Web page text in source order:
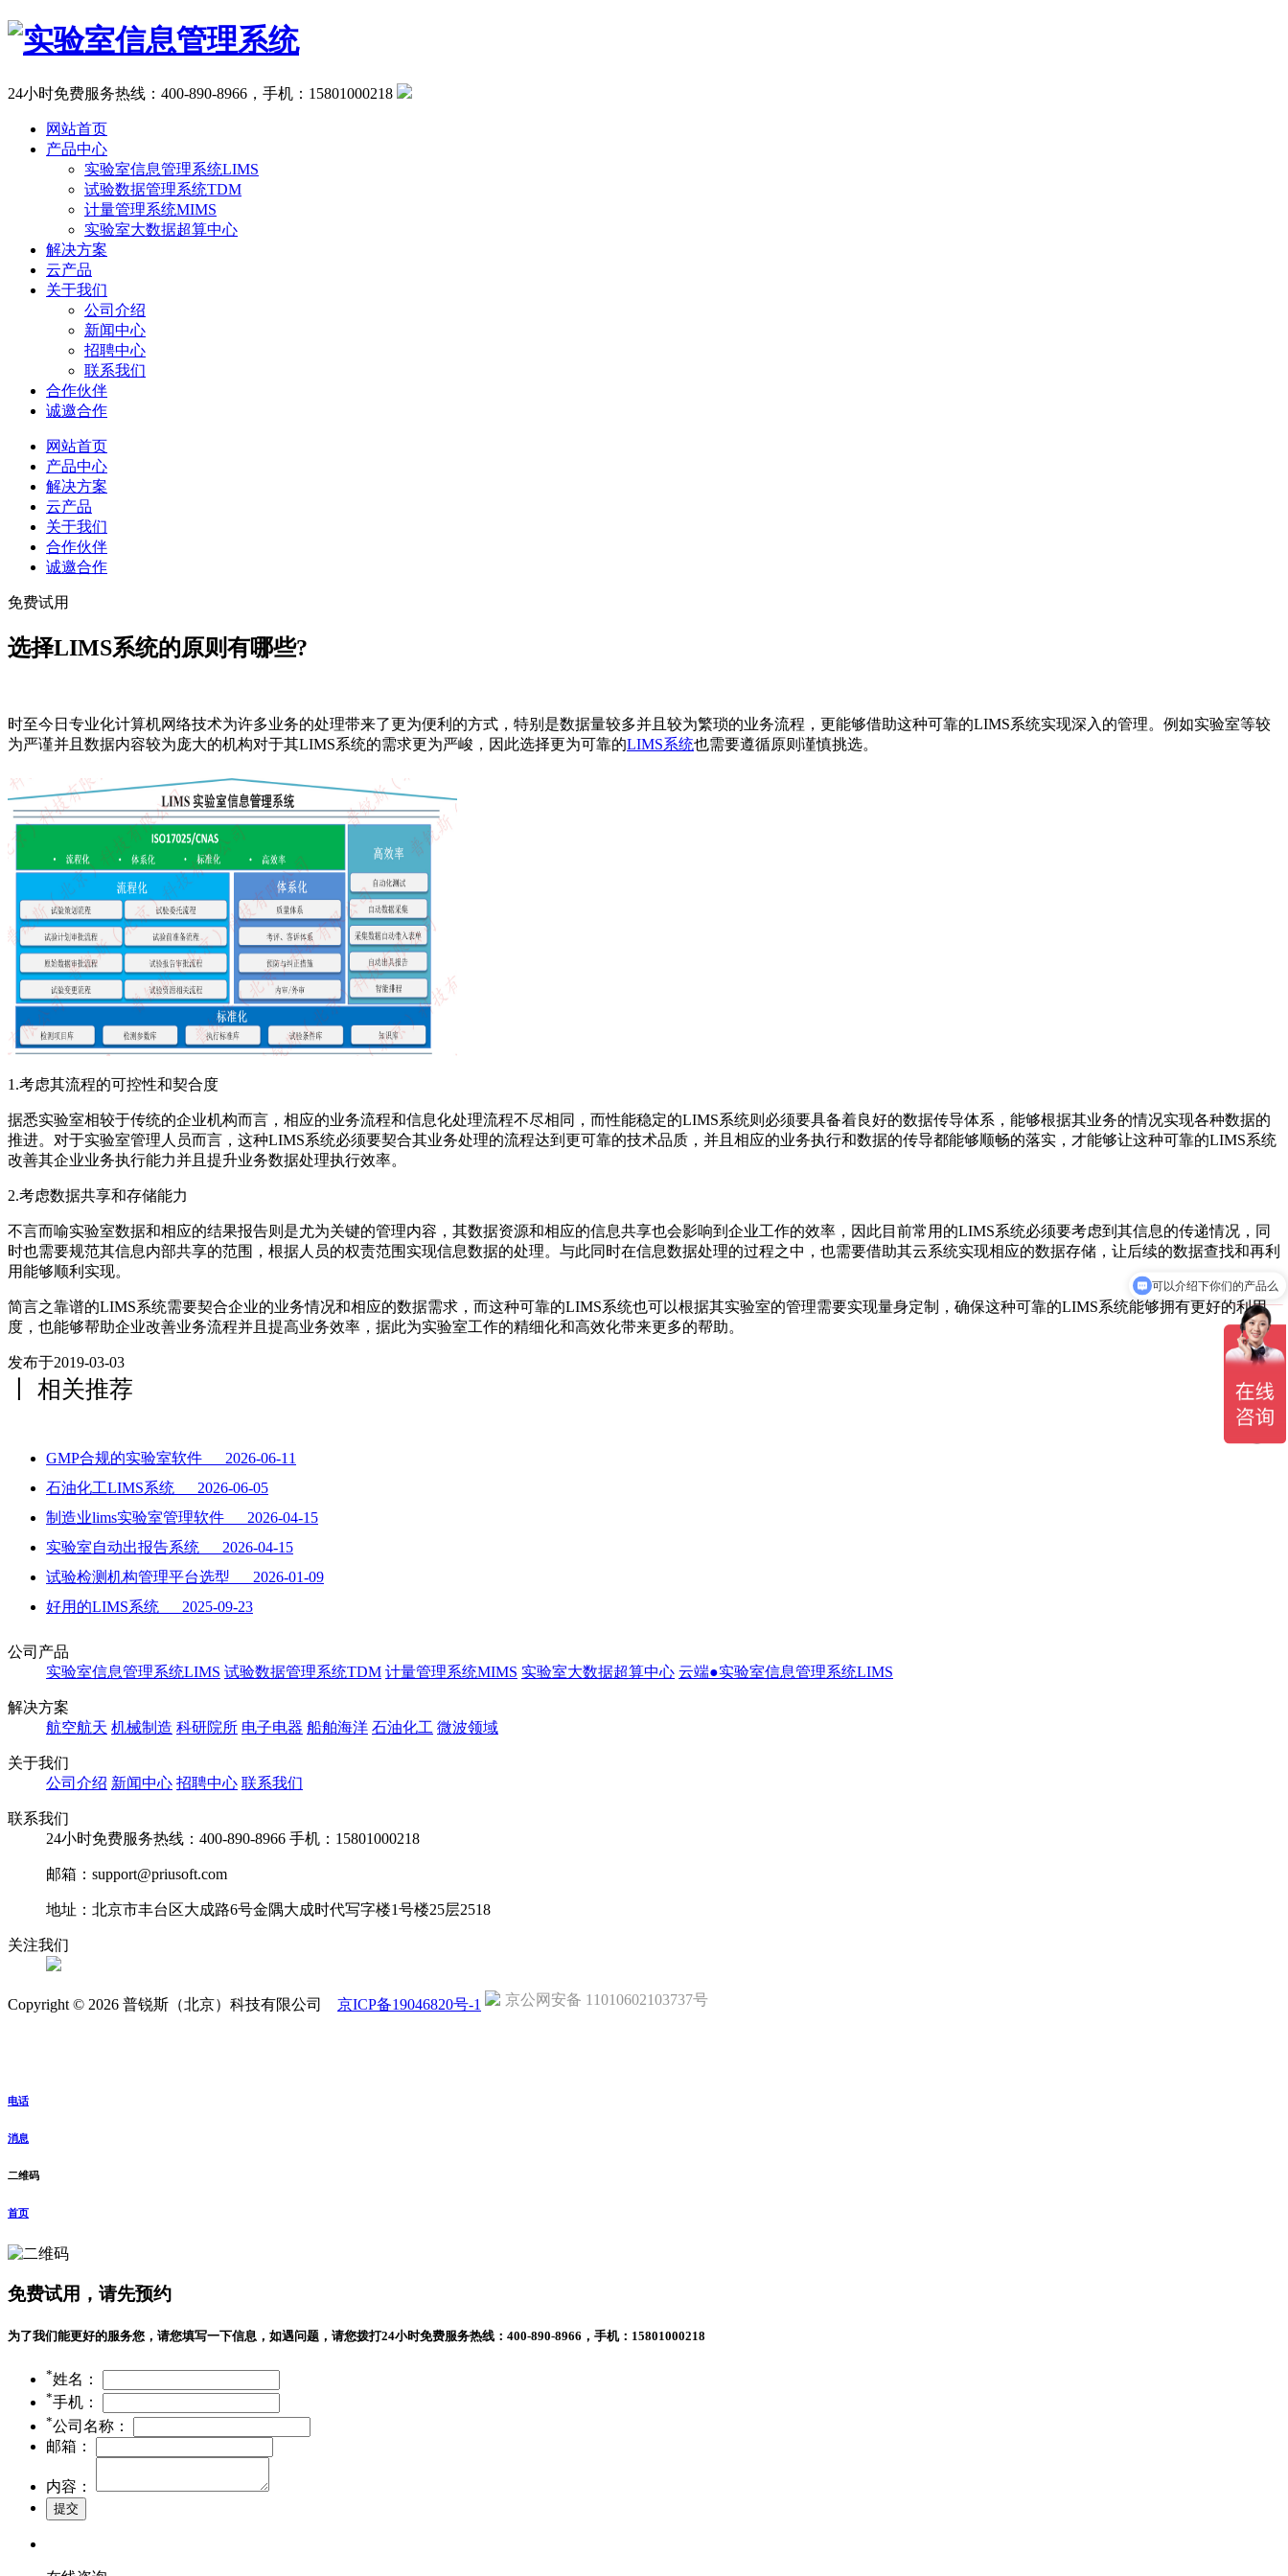
24小时免费服务热线：400-890-8966，手机：15801000218
网站首页
产品中心
实验室信息管理系统LIMS
试验数据管理系统TDM
计量管理系统MIMS
实验室大数据超算中心
解决方案
云产品
关于我们
公司介绍
新闻中心
招聘中心
联系我们
合作伙伴
诚邀合作
网站首页
产品中心
解决方案
云产品
关于我们
合作伙伴
诚邀合作
免费试用
选择LIMS系统的原则有哪些?
时至今日专业化计算机网络技术为许多业务的处理带来了更为便利的方式，特别是数据量较多并且较为繁琐的业务流程，更能够借助这种可靠的LIMS系统实现深入的管理。例如实验室等较
为严谨并且数据内容较为庞大的机构对于其LIMS系统的需求更为严峻，因此选择更为可靠的LIMS系统也需要遵循原则谨慎挑选。
1.考虑其流程的可控性和契合度
据悉实验室相较于传统的企业机构而言，相应的业务流程和信息化处理流程不尽相同，而性能稳定的LIMS系统则必须要具备着良好的数据传导体系，能够根据其业务的情况实现各种数据的
推进。对于实验室管理人员而言，这种LIMS系统必须要契合其业务处理的流程达到更可靠的技术品质，并且相应的业务执行和数据的传导都能够顺畅的落实，才能够让这种可靠的LIMS系统
改善其企业业务执行能力并且提升业务数据处理执行效率。
2.考虑数据共享和存储能力
不言而喻实验室数据和相应的结果报告则是尤为关键的管理内容，其数据资源和相应的信息共享也会影响到企业工作的效率，因此目前常用的LIMS系统必须要考虑到其信息的传递情况，同
时也需要规范其信息内部共享的范围，根据人员的权责范围实现信息数据的处理。与此同时在信息数据处理的过程之中，也需要借助其云系统实现相应的数据存储，让后续的数据查找和再利
用能够顺利实现。
简言之靠谱的LIMS系统需要契合企业的业务情况和相应的数据需求，而这种可靠的LIMS系统也可以根据其实验室的管理需要实现量身定制，确保这种可靠的LIMS系统能够拥有更好的利用
度，也能够帮助企业改善业务流程并且提高业务效率，据此为实验室工作的精细化和高效化带来更多的帮助。
发布于2019-03-03
丨 相关推荐
GMP合规的实验室软件 2026-06-11
石油化工LIMS系统 2026-06-05
制造业lims实验室管理软件 2026-04-15
实验室自动出报告系统 2026-04-15
试验检测机构管理平台选型 2026-01-09
好用的LIMS系统 2025-09-23
公司产品
实验室信息管理系统LIMS 试验数据管理系统TDM 计量管理系统MIMS 实验室大数据超算中心 云端●实验室信息管理系统LIMS
解决方案
航空航天 机械制造 科研院所 电子电器 船舶海洋 石油化工 微波领域
关于我们
公司介绍 新闻中心 招聘中心 联系我们
联系我们
24小时免费服务热线：400-890-8966 手机：15801000218
邮箱：support@priusoft.com
地址：北京市丰台区大成路6号金隅大成时代写字楼1号楼25层2518
关注我们
Copyright © 2026 普锐斯（北京）科技有限公司 京ICP备19046820号-1 京公网安备 11010602103737号
电话
消息
二维码
首页
免费试用，请先预约
为了我们能更好的服务您，请您填写一下信息，如遇问题，请您拨打24小时免费服务热线：400-890-8966，手机：15801000218
*姓名：
*手机：
*公司名称：
邮箱：
内容：
可以介绍下你们的产品么